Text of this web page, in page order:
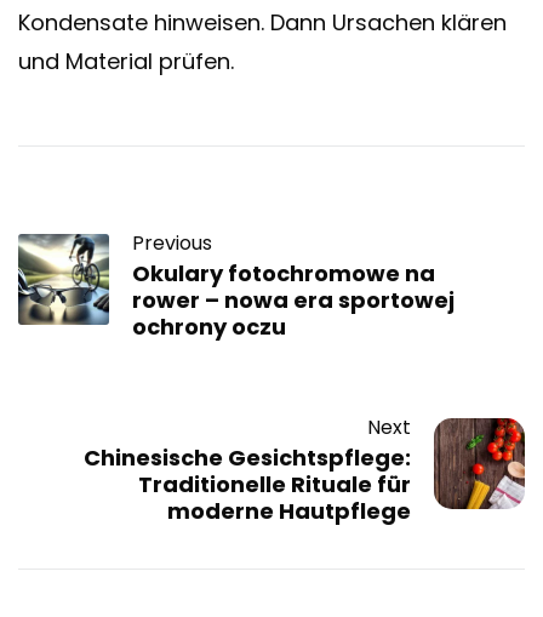
Kondensate hinweisen. Dann Ursachen klären
und Material prüfen.
Previous
Okulary fotochromowe na
rower – nowa era sportowej
ochrony oczu
Next
Chinesische Gesichtspflege:
Traditionelle Rituale für
moderne Hautpflege